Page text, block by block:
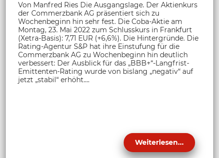
Von Manfred Ries Die Ausgangslage. Der Aktienkurs
der Commerzbank AG präsentiert sich zu
Wochenbeginn hin sehr fest. Die Coba-Aktie am
Montag, 23. Mai 2022 zum Schlusskurs in Frankfurt
(Xetra-Basis): 7,71 EUR (+6,6%). Die Hintergründe. Die
Rating-Agentur S&P hat ihre Einstufung für die
Commerzbank AG zu Wochenbeginn hin deutlich
verbessert: Der Ausblick für das „BBB+“-Langfrist-
Emittenten-Rating wurde von bislang „negativ“ auf
jetzt „stabil“ erhöht....
Weiterlesen...